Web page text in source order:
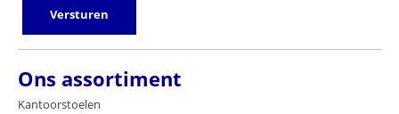
Versturen
Ons assortiment
Kantoorstoelen